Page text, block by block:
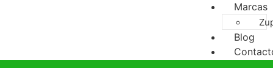
Marcas
Blog